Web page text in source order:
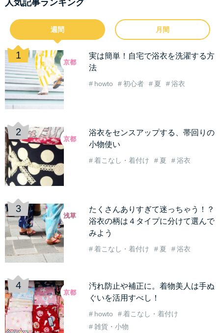
人気記事ランキング
週間 月間
実は簡単！自宅で浴衣を洗濯する方
法
howto 初心者 夏 浴衣
京都
浴衣をセンスアップする、帯回りの
小物使い
着こなし・着付け 夏 浴衣
京都
たくさんありすぎて迷っちゃう！？
浴衣の柄は４タイプに分けて選んで
みよう
着こなし・着付け 夏 浴衣
浅草
汚れ防止や補正に。着物美人は手ぬ
ぐいを活用すべし！
howto
着こなし・着付け
雑貨・小物
京都